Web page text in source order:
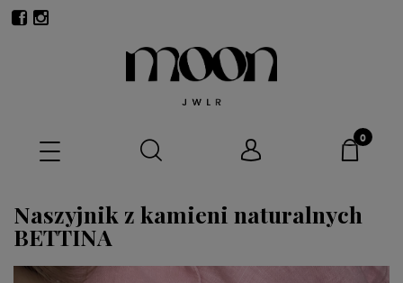
Naszyjnik z kamieni naturalnych
BETTINA